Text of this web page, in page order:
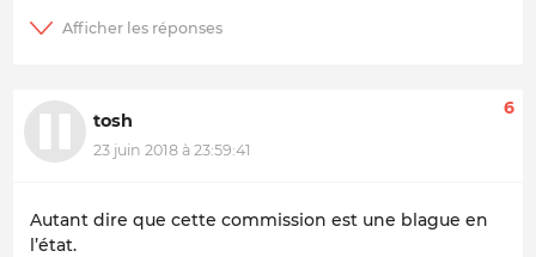
tosh
23 juin 2018 à 23:59:41
6
Autant dire que cette commission est une blague en
l’état.